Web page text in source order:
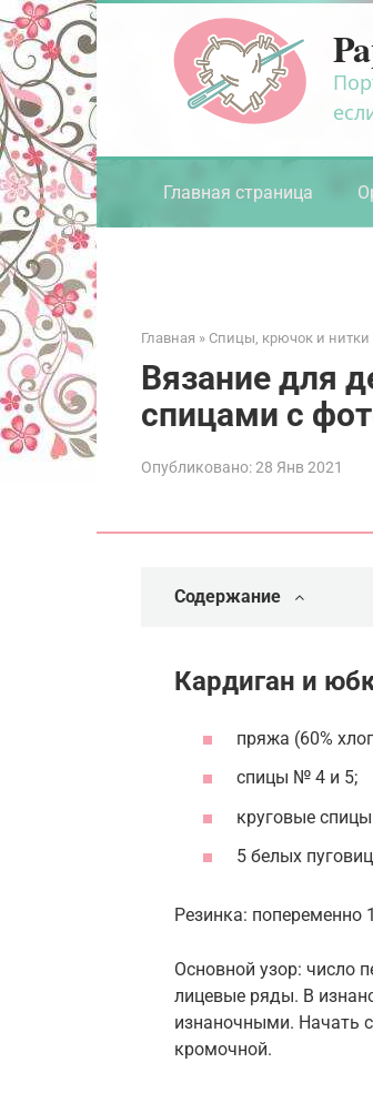
Перейти
к
контенту
Главная страница
Главная » Спицы, крючок и нитки
Вязание для
спицами с
Опубликовано:28 Янв 2021
Содержание
Кардиган и
пряжа (60%
спицы № 4 и 5;
круговые
5 белых
Резинка: попеременно
Основной узор: число
лицевые ряды. В
изнаночными. Начать
кромочной.